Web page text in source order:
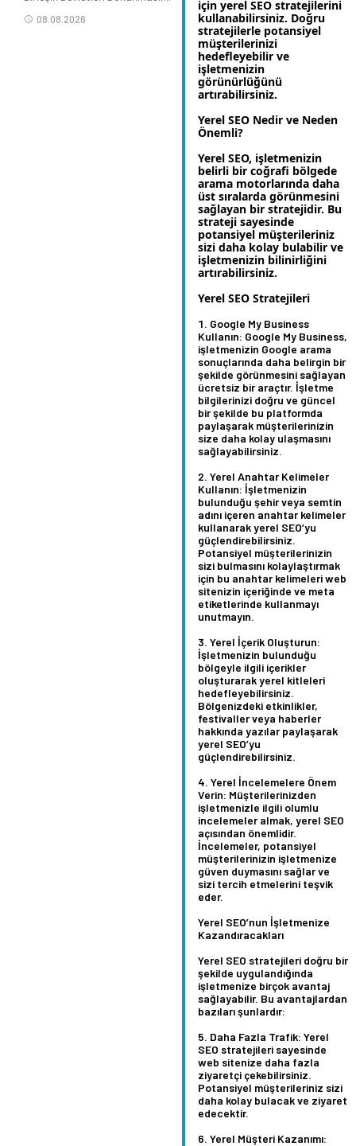
08.08.2026
için yerel SEO stratejilerini
kullanabilirsiniz. Doğru
stratejilerle potansiyel
müşterilerinizi
hedefleyebilir ve
işletmenizin
görünürlüğünü
artırabilirsiniz.
Yerel SEO Nedir ve Neden
Önemli?
Yerel SEO, işletmenizin
belirli bir coğrafi bölgede
arama motorlarında daha
üst sıralarda görünmesini
sağlayan bir stratejidir. Bu
strateji sayesinde
potansiyel müşterileriniz
sizi daha kolay bulabilir ve
işletmenizin bilinirliğini
artırabilirsiniz.
Yerel SEO Stratejileri
Google My Business
Kullanın: Google My Business,
işletmenizin Google arama
sonuçlarında daha belirgin bir
şekilde görünmesini sağlayan
ücretsiz bir araçtır. İşletme
bilgilerinizi doğru ve güncel
bir şekilde bu platformda
paylaşarak müşterilerinizin
size daha kolay ulaşmasını
sağlayabilirsiniz.
Yerel Anahtar Kelimeler
Kullanın: İşletmenizin
bulunduğu şehir veya semtin
adını içeren anahtar kelimeler
kullanarak yerel SEO’yu
güçlendirebilirsiniz.
Potansiyel müşterilerinizin
sizi bulmasını kolaylaştırmak
için bu anahtar kelimeleri web
sitenizin içeriğinde ve meta
etiketlerinde kullanmayı
unutmayın.
Yerel İçerik Oluşturun:
İşletmenizin bulunduğu
bölgeyle ilgili içerikler
oluşturarak yerel kitleleri
hedefleyebilirsiniz.
Bölgenizdeki etkinlikler,
festivaller veya haberler
hakkında yazılar paylaşarak
yerel SEO’yu
güçlendirebilirsiniz.
Yerel İncelemelere Önem
Verin: Müşterilerinizden
işletmenizle ilgili olumlu
incelemeler almak, yerel SEO
açısından önemlidir.
İncelemeler, potansiyel
müşterilerinizin işletmenize
güven duymasını sağlar ve
sizi tercih etmelerini teşvik
eder.
Yerel SEO’nun İşletmenize
Kazandıracakları
Yerel SEO stratejileri doğru bir
şekilde uygulandığında
işletmenize birçok avantaj
sağlayabilir. Bu avantajlardan
bazıları şunlardır:
Daha Fazla Trafik: Yerel
SEO stratejileri sayesinde
web sitenize daha fazla
ziyaretçi çekebilirsiniz.
Potansiyel müşterileriniz sizi
daha kolay bulacak ve ziyaret
edecektir.
Yerel Müşteri Kazanımı: